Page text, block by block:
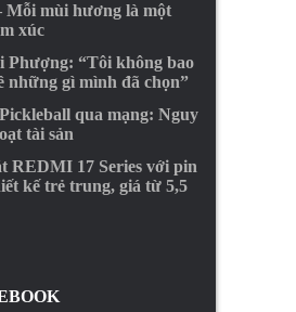
Mỗi mùi hương là một
xúc
Phượng: “Tôi không bao
những gì mình đã chọn”
qua mạng: Nguy
tài sản
REDMI 17 Series với pin
kế trẻ trung, giá từ 5,5